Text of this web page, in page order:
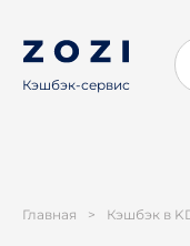
Кэшбэк-сервис
Главная > Кэшбэк в